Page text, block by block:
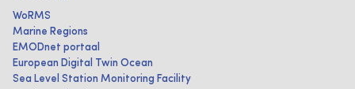
WoRMS
Marine Regions
EMODnet portaal
European Digital Twin Ocean
Sea Level Station Monitoring Facility